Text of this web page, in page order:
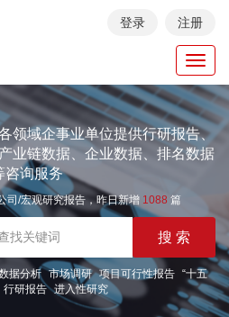
登录 注册
领域企事业单位提供行研报告、
业链数据、企业数据、排名数据
咨询服务
司/宏观研究报告，昨日新增 1088 篇
据分析 市场调研 项目可行性报告
“十五
行研报告 进入性研究